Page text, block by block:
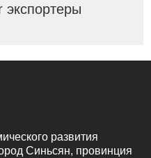
экспортеры
развития
Синьсян, провинция